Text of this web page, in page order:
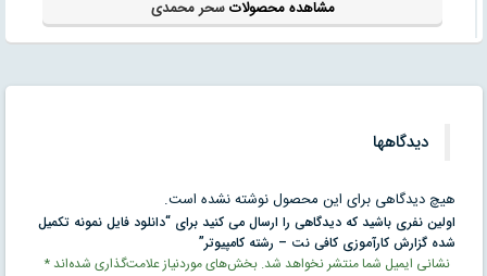
مشاهده محصولاتسحر محمدی
دیدگاهها
هیچ دیدگاهی برای این محصول نوشته نشده است.
اولین نفری باشید که دیدگاهی را ارسال می کنید برای “دانلود فایل نمونه تکمیل
شده گزارش کارآموزی کافی نت – رشته کامپیوتر”
نشانی ایمیل شما منتشر نخواهد شد. بخش‌های موردنیاز علامت‌گذاری شده‌اند*